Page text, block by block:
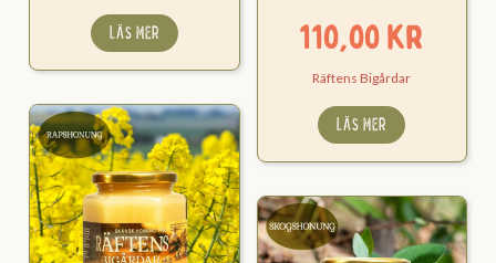
LÄS MER 110,00kr
Räftens Bigårdar
LÄS MER